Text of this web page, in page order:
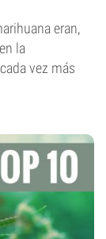
eran,
la
vez más